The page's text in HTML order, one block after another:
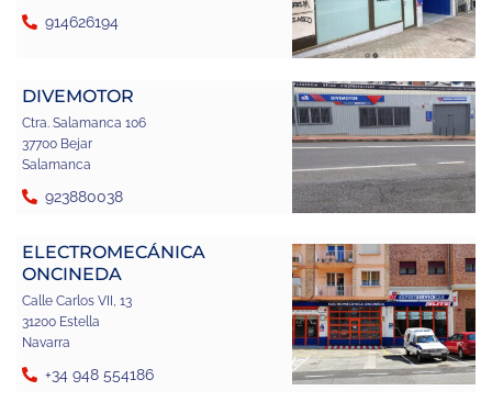
914626194
DIVEMOTOR
Ctra. Salamanca 106
37700 Bejar
Salamanca
923880038
ELECTROMECÁNICA
ONCINEDA
Calle Carlos VII, 13
31200 Estella
Navarra
+34 948 554186